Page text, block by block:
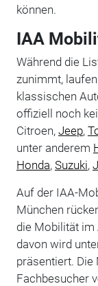
können.
IAA
Während die
zunimmt,
klassischen
offiziell noch
Citroen, Jeep,
unter anderem
Honda, Suzuki,
Auf der IAA-
München
die Mobilität im
davon wird
präsentiert.
Fachbesucher